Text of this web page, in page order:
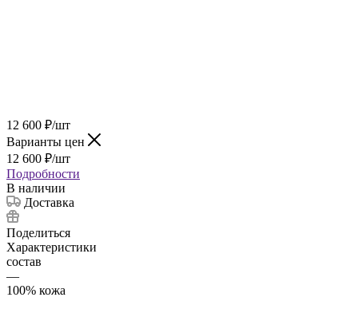
12 600 ₽/шт
Варианты цен
12 600 ₽/шт
Подробности
В наличии
Доставка
Поделиться
Характеристики
состав
—
100% кожа